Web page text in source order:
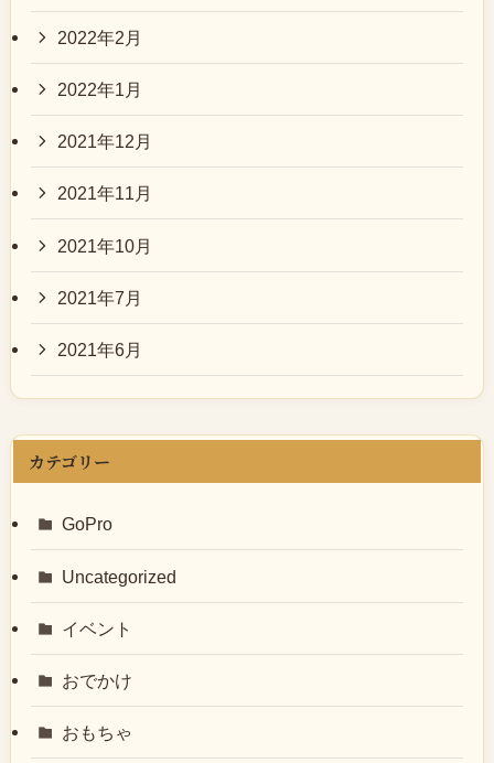
2022年2月
2022年1月
2021年12月
2021年11月
2021年10月
2021年7月
2021年6月
カテゴリー
GoPro
Uncategorized
イベント
おでかけ
おもちゃ